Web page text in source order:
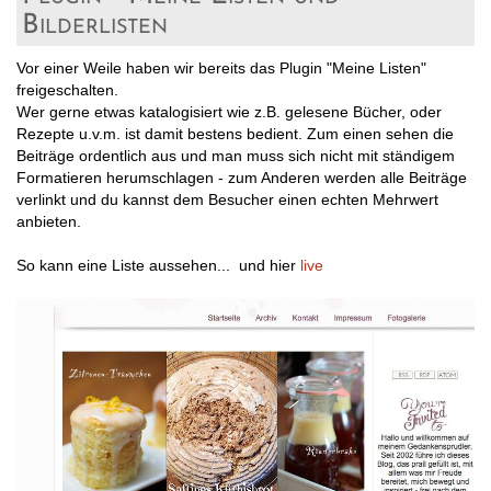
Bilderlisten
Vor einer Weile haben wir bereits das Plugin "Meine Listen"
freigeschalten.
Wer gerne etwas katalogisiert wie z.B. gelesene Bücher, oder
Rezepte u.v.m. ist damit bestens bedient. Zum einen sehen die
Beiträge ordentlich aus und man muss sich nicht mit ständigem
Formatieren herumschlagen - zum Anderen werden alle Beiträge
verlinkt und du kannst dem Besucher einen echten Mehrwert
anbieten.
So kann eine Liste aussehen... und hier live